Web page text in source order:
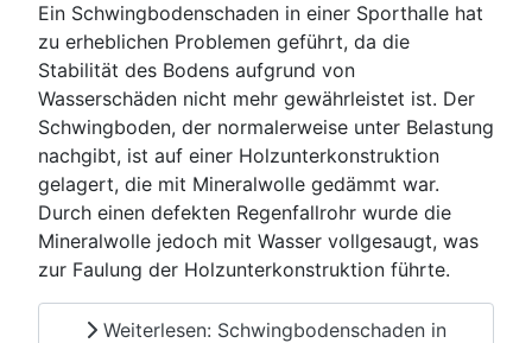
Ein Schwingbodenschaden in einer Sporthalle hat
zu erheblichen Problemen geführt, da die
Stabilität des Bodens aufgrund von
Wasserschäden nicht mehr gewährleistet ist. Der
Schwingboden, der normalerweise unter Belastung
nachgibt, ist auf einer Holzunterkonstruktion
gelagert, die mit Mineralwolle gedämmt war.
Durch einen defekten Regenfallrohr wurde die
Mineralwolle jedoch mit Wasser vollgesaugt, was
zur Faulung der Holzunterkonstruktion führte.
Weiterlesen: Schwingbodenschaden in